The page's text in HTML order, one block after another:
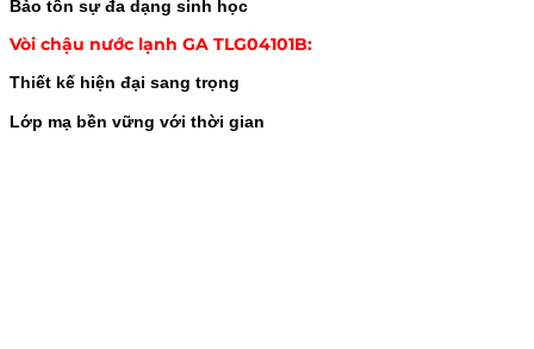
Bảo tồn sự đa dạng sinh học
Vòi chậu nước lạnh GA TLG04101B:
Thiết kế hiện đại sang trọng
Lớp mạ bền vững với thời gian